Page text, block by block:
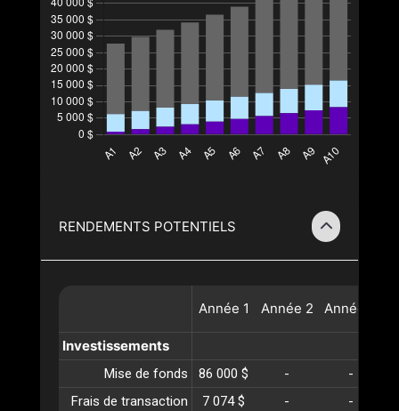
RENDEMENTS POTENTIELS
Année 1 Année 2 Année
Investissements
Mise de fonds 86 000 $ -
-
Frais de transaction
7 074 $ -
-